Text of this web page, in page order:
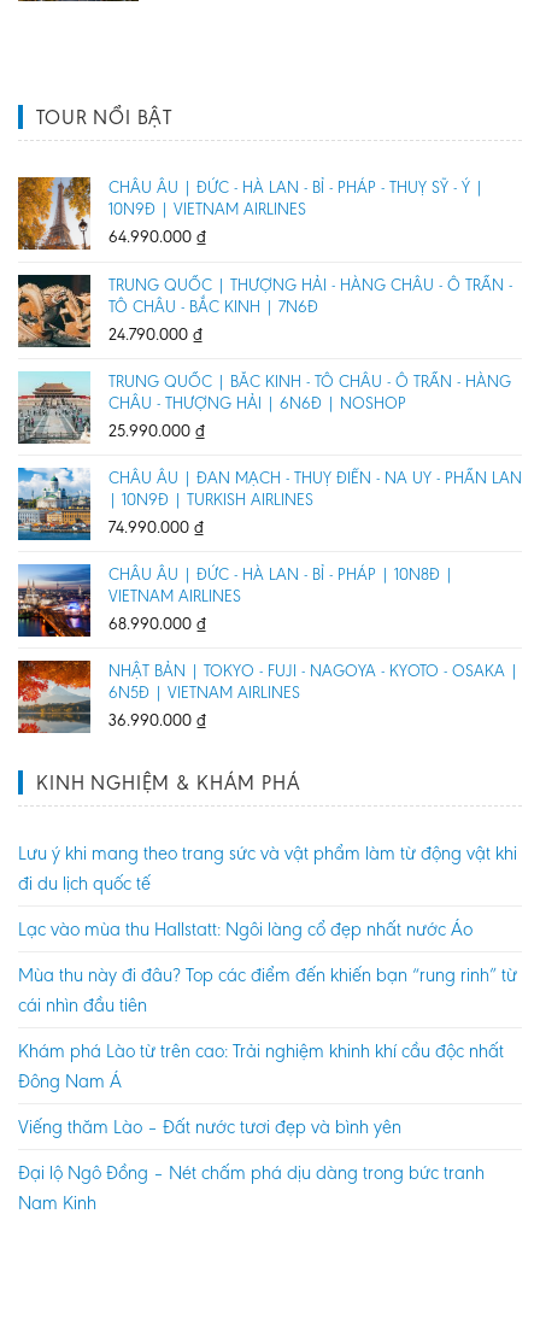
TOUR NỔI BẬT
CHÂU ÂU | ĐỨC - HÀ LAN - BỈ - PHÁP - THUỴ SỸ - Ý |
10N9Đ | VIETNAM AIRLINES
64.990.000 ₫
TRUNG QUỐC | THƯỢNG HẢI - HÀNG CHÂU - Ô TRẤN -
TÔ CHÂU - BẮC KINH | 7N6Đ
24.790.000 ₫
TRUNG QUỐC | BẮC KINH - TÔ CHÂU - Ô TRẤN - HÀNG
CHÂU - THƯỢNG HẢI | 6N6Đ | NOSHOP
25.990.000 ₫
CHÂU ÂU | ĐAN MẠCH - THUỴ ĐIỂN - NA UY - PHẦN LAN
| 10N9Đ | TURKISH AIRLINES
74.990.000 ₫
CHÂU ÂU | ĐỨC - HÀ LAN - BỈ - PHÁP | 10N8Đ |
VIETNAM AIRLINES
68.990.000 ₫
NHẬT BẢN | TOKYO - FUJI - NAGOYA - KYOTO - OSAKA |
6N5Đ | VIETNAM AIRLINES
36.990.000 ₫
KINH NGHIỆM & KHÁM PHÁ
Lưu ý khi mang theo trang sức và vật phẩm làm từ động vật khi
đi du lịch quốc tế
Lạc vào mùa thu Hallstatt: Ngôi làng cổ đẹp nhất nước Áo
Mùa thu này đi đâu? Top các điểm đến khiến bạn “rung rinh” từ
cái nhìn đầu tiên
Khám phá Lào từ trên cao: Trải nghiệm khinh khí cầu độc nhất
Đông Nam Á
Viếng thăm Lào – Đất nước tươi đẹp và bình yên
Đại lộ Ngô Đồng – Nét chấm phá dịu dàng trong bức tranh
Nam Kinh